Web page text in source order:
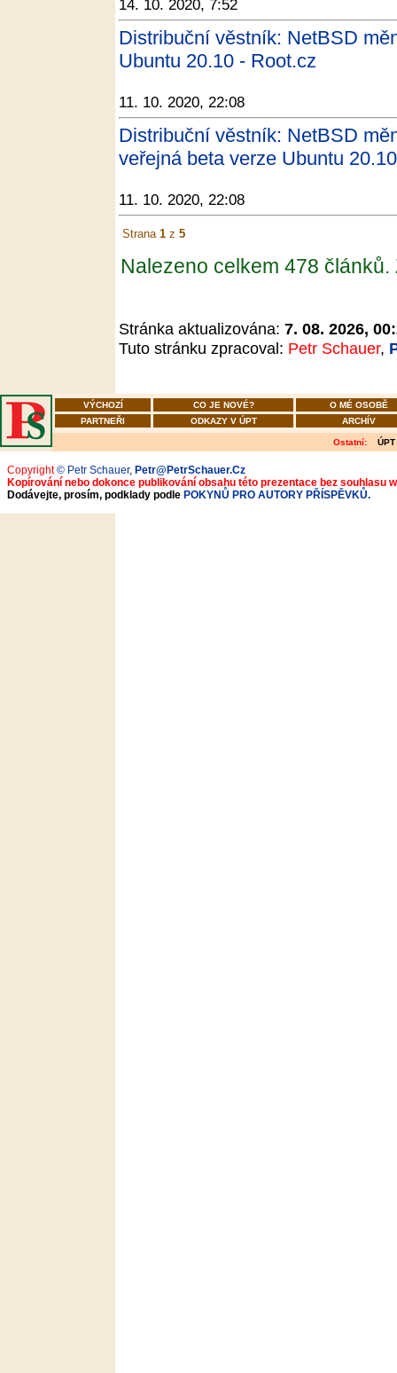
14. 10. 2020, 7:52
Distribuční věstník: NetBSD
Ubuntu 20.10 - Root.cz
11. 10. 2020, 22:08
Distribuční věstník: NetBSD
veřejná beta verze Ubuntu
11. 10. 2020, 22:08
Strana 1 z 5
Nalezeno celkem 478
Stránka aktualizována: 7. 08. 2026,
Tuto stránku zpracoval: Petr Schauer,
VÝCHOZÍ CO JE NOVÉ?
O MÉ OSOBĚ
PARTNEŘI
ODKAZY V ÚPT ARCHÍV
Ostatní: ÚPT
Copyright© Petr Schauer, Petr@PetrSchauer.Cz
Kopírování nebo dokonce publikování obsahu této prezentace bez souhlasu
Dodávejte, prosím, podklady podle POKYNŮ PRO AUTORY PŘÍSPĚVKŮ.